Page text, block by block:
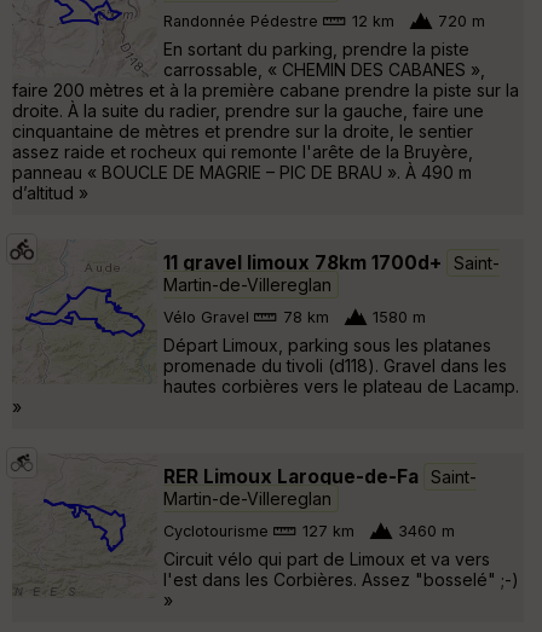
Randonnée Pédestre 12 km 720 m
En sortant du parking, prendre la piste
carrossable, « CHEMIN DES CABANES »,
faire 200 mètres et à la première cabane prendre la piste sur la
droite. À la suite du radier, prendre sur la gauche, faire une
cinquantaine de mètres et prendre sur la droite, le sentier
assez raide et rocheux qui remonte l'arête de la Bruyère,
panneau « BOUCLE DE MAGRIE – PIC DE BRAU ». À 490 m
d’altitud »
11 gravel limoux 78km 1700d+
Saint-
Martin-de-Villereglan
Vélo Gravel 78 km 1580 m
Départ Limoux, parking sous les platanes
promenade du tivoli (d118). Gravel dans les
hautes corbières vers le plateau de Lacamp.
»
RER Limoux Laroque-de-Fa
Saint-
Martin-de-Villereglan
Cyclotourisme 127 km 3460 m
Circuit vélo qui part de Limoux et va vers
l'est dans les Corbières. Assez "bosselé" ;-)
»